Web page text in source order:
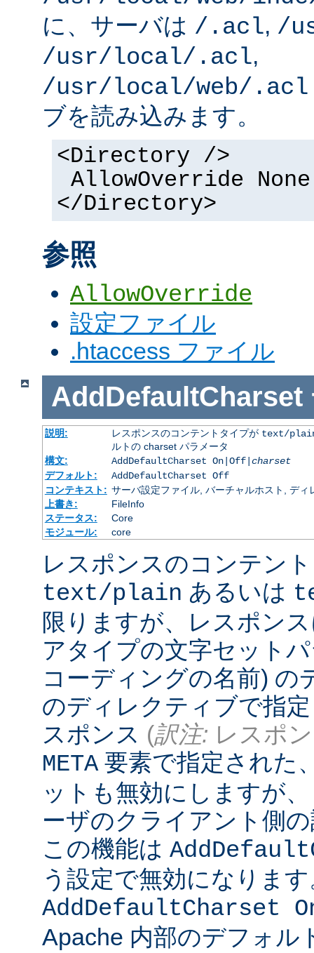
に、サーバは /.acl, /
/usr/local/.acl,
/usr/local/web/.acl
ブを読み込みます。
<Directory />
AllowOverride None
</Directory>
参照
AllowOverride
設定ファイル
.htaccess ファイル
AddDefaultCharset
説明: レスポンスのコンテントタイプが text/
ルトの charset パラメータ
構文:
AddDefaultCharset On|Off| charset
デフォルト:
AddDefaultCharset Off
コンテキスト: サーバ設定ファイル, バーチャルホスト, ディ
上書き:
FileInfo
ステータス:
Core
モジュール:
core
レスポンスのコンテン
text/plain あるいは
限りますが、レスポン
アタイプの文字セット
コーディングの名前) の
のディレクティブで指
スポンス (訳注: レスポ
META 要素で指定された
ットも無効にしますが
ーザのクライアント側
この機能は
う設定で無効になりま
AddDefaultCharset
Apache 内部のデフォル